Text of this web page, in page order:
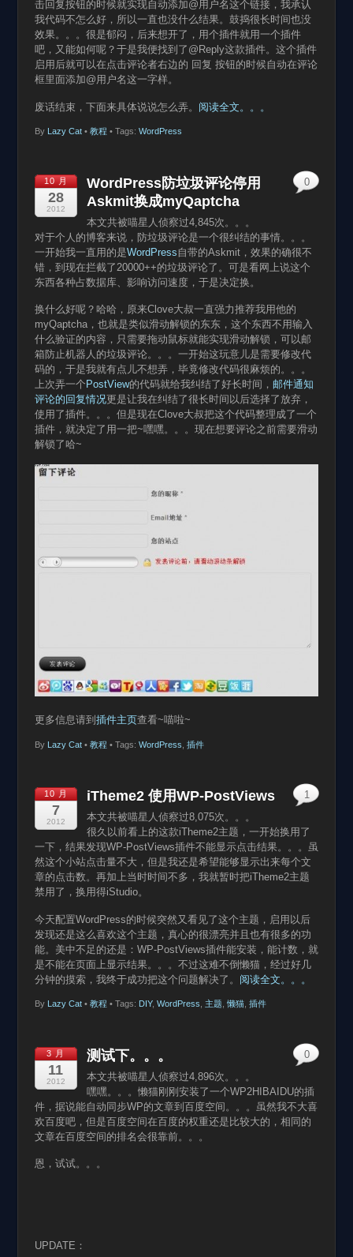
击回复按钮的时候就实现自动添加@用户名这个链接，我承认
我代码不怎么好，所以一直也没什么结果。鼓捣很长时间也没
效果。。。很是郁闷，后来想开了，用个插件就用一个插件
吧，又能如何呢？于是我便找到了@Reply这款插件。这个插件
启用后就可以在点击评论者右边的 回复 按钮的时候自动在评论
框里面添加@用户名这一字样。
废话结束，下面来具体说说怎么弄。 阅读全文。。。
By Lazy Cat• 教程 • Tags: WordPress
10 月
28
2012
WordPress防垃圾评论停用
Askmit换成myQaptcha
本文共被喵星人侦察过4,845次。。。
对于个人的博客来说，防垃圾评论是一个很纠结的事情。。。
一开始我一直用的是WordPress自带的Askmit，效果的确很不
错，到现在拦截了20000++的垃圾评论了。可是看网上说这个
东西各种占数据库、影响访问速度，于是决定换。
换什么好呢？哈哈，原来Clove大叔一直强力推荐我用他的
myQaptcha，也就是类似滑动解锁的东东，这个东西不用输入
什么验证的内容，只需要拖动鼠标就能实现滑动解锁，可以邮
箱防止机器人的垃圾评论。。。一开始这玩意儿是需要修改代
码的，于是我就有点儿不想弄，毕竟修改代码很麻烦的。。。
上次弄一个 PostView的代码就给我纠结了好长时间， 邮件通知
评论的回复情况更是让我在纠结了很长时间以后选择了放弃，
使用了插件。。。但是现在Clove大叔把这个代码整理成了一个
插件，就决定了用一把~嘿嘿。。。现在想要评论之前需要滑动
解锁了哈~
更多信息请到 插件主页查看~喵啦~
By Lazy Cat• 教程
0
• Tags: WordPress 插件
10 月
7
2012
iTheme2 使用WP-PostViews
本文共被喵星人侦察过8,075次。。。
很久以前看上的这款iTheme2主题，一开始换用了
一下，结果发现WP-PostViews插件不能显示点击结果。。。虽
然这个小站点击量不大，但是我还是希望能够显示出来每个文
章的点击数。再加上当时时间不多，我就暂时把iTheme2主题
禁用了，换用得iStudio。
今天配置WordPress的时候突然又看见了这个主题，启用以后
发现还是这么喜欢这个主题，真心的很漂亮并且也有很多的功
能。美中不足的还是：WP-PostViews插件能安装，能计数，就
是不能在页面上显示结果。。。不过这难不倒懒猫，经过好几
分钟的摸索，我终于成功把这个问题解决了。 阅读全文。。。
By Lazy Cat• 教程
1
• Tags: DIY, WordPress, 主题, 懒猫, 插件
3 月
11
2012
测试下。。。
本文共被喵星人侦察过4,896次。。。
嘿嘿。。。懒猫刚刚安装了一个WP2HIBAIDU的插
件，据说能自动同步WP的文章到百度空间。。。虽然我不大喜
欢百度吧，但是百度空间在百度的权重还是比较大的，相同的
文章在百度空间的排名会很靠前。。。
恩，试试。。。
UPDATE：
0